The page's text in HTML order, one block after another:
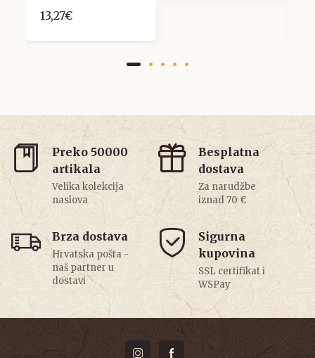
13,27€
Preko 50000
artikala
Velika kolekcija
naslova
Besplatna
dostava
Za narudžbe
iznad 70 €
Brza dostava
Hrvatska pošta -
naš partner u
dostavi
Sigurna
kupovina
SSL certifikat i
WSPay